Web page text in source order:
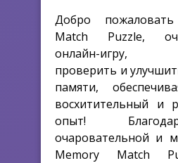
Добро
Match Puzzle,
онлайн-игру,
проверить и
памяти,
восхитительный и
опыт!
очаровательной и
Memory Match